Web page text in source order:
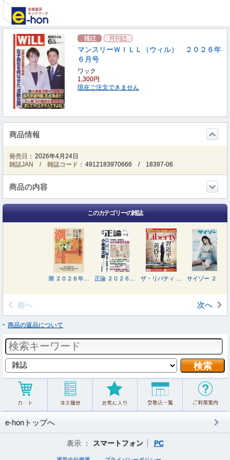
マンスリーＷＩＬＬ（ウィル） ２０２６年
６月号
ワック
1,300円
現在ご注文できません
商品情報
発売日： 2026年4月24日
雑誌JAN / 雑誌コード： 4912183970666 / 18397-06
商品の内容
このカテゴリーの雑誌
前へ 次へ
商品の返品について
e-honトップへ
表示 ： スマートフォン PC